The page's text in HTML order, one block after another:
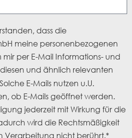
dass die
meine personenbezogenen
per E-Mail Informations- und
und ähnlich relevanten
E-Mails nutzen u.U.
ob E-Mails geöffnet werden.
jederzeit mit Wirkung für die
wird die Rechtsmäßigkeit
Verarbeitung nicht berührt.*